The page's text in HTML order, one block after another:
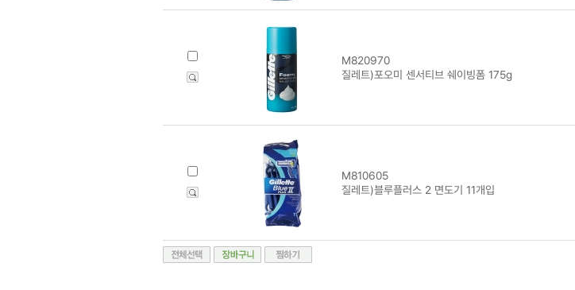
M820970
질레트)포오미 센서티브 쉐이빙폼 175g
M810605
질레트)블루플러스 2 면도기 11개입